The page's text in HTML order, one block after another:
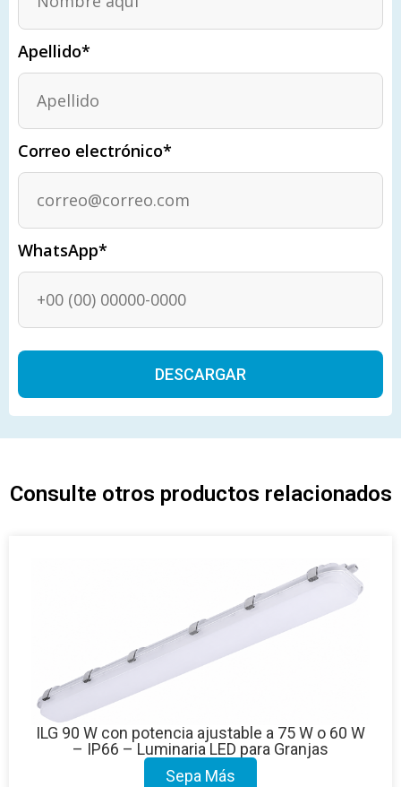
Apellido*
Correo electrónico*
WhatsApp*
Consulte otros productos relacionados
ILG 90 W con potencia ajustable a 75 W o 60 W
– IP66 – Luminaria LED para Granjas
Sepa Más